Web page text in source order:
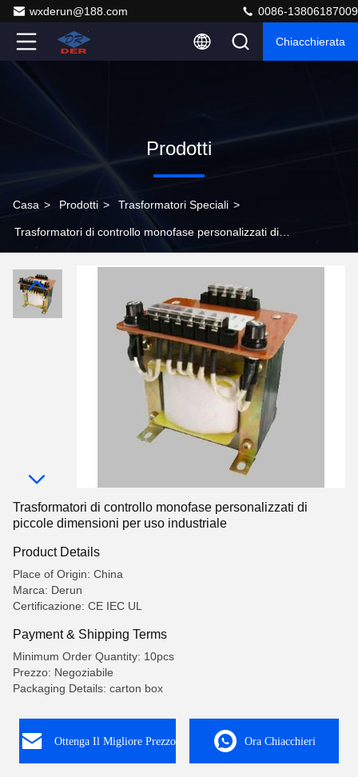
wxderun@188.com 0086-13806187009
Chiacchierata
Prodotti
Casa > Prodotti > Trasformatori Speciali >
Trasformatori di controllo monofase personalizzati di
Trasformatori di controllo monofase personalizzati di
piccole dimensioni per uso industriale
Product Details
Place of Origin: China
Marca: Derun
Certificazione: CE IEC UL
Payment & Shipping Terms
Minimum Order Quantity: 10pcs
Prezzo: Negoziabile
Packaging Details: carton box
Ottenga Il Migliore Prezzo Ora Chiacchieri